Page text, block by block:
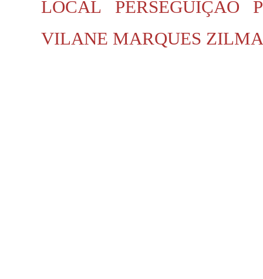
LOCAL
PERSEGUIÇÃO
VILANE MARQUES